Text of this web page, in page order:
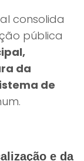
consolida
pública
da
de
e da